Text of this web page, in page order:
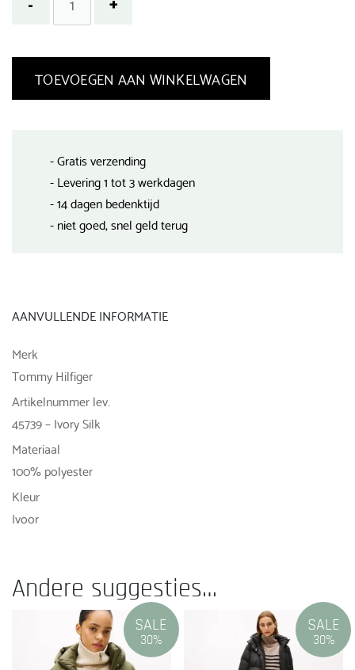
TOEVOEGEN AAN WINKELWAGEN
- Gratis verzending
- Levering 1 tot 3 werkdagen
- 14 dagen bedenktijd
- niet goed, snel geld terug
AANVULLENDE INFORMATIE
Merk
Tommy Hilfiger
Artikelnummer lev.
45739 – Ivory Silk
Materiaal
100% polyester
Kleur
Ivoor
Andere suggesties…
SALE
30%
SALE
30%